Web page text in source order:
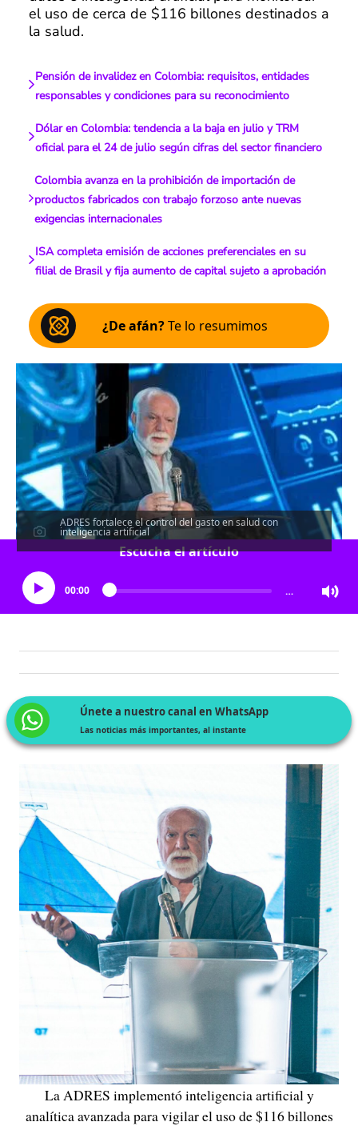
el uso de cerca de $116 billones destinados a
la salud.
Pensión de invalidez en Colombia: requisitos, entidades
responsables y condiciones para su reconocimiento
Dólar en Colombia: tendencia a la baja en julio y TRM
oficial para el 24 de julio según cifras del sector financiero
Colombia avanza en la prohibición de importación de
productos fabricados con trabajo forzoso ante nuevas
exigencias internacionales
ISA completa emisión de acciones preferenciales en su
filial de Brasil y fija aumento de capital sujeto a aprobación
¿De afán?Te lo resumimos
ADRES fortalece el control del gasto en salud con
inteligencia artificial
Escucha el artículo
00:00 …
Únete a nuestro canal en WhatsApp
Las noticias más importantes, al instante
La ADRES implementó inteligencia artificial y
analítica avanzada para vigilar el uso de $116 billones